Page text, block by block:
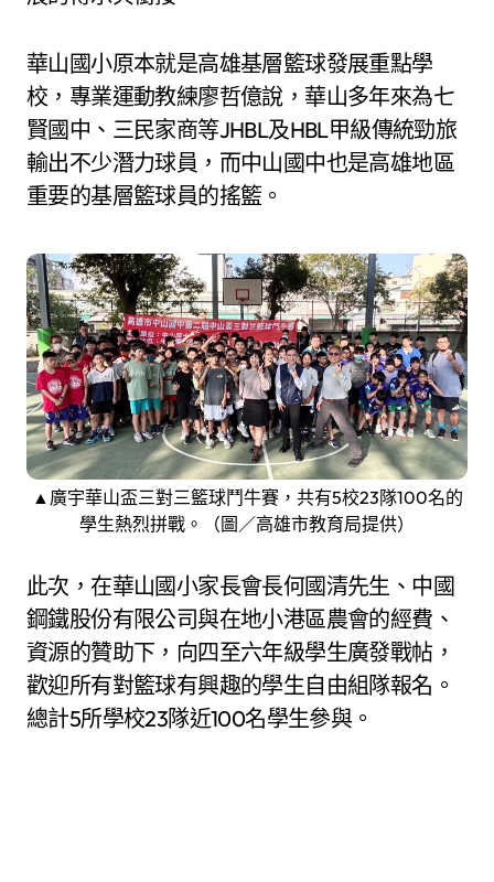
華山國小原本就是高雄基層籃球發展重點學
校，專業運動教練廖哲億說，華山多年來為七
賢國中、三民家商等JHBL及HBL甲級傳統勁旅
輸出不少潛力球員，而中山國中也是高雄地區
重要的基層籃球員的搖籃。
▲廣宇華山盃三對三籃球鬥牛賽，共有5校23隊100名的
學生熱烈拼戰。（圖／高雄市教育局提供）
此次，在華山國小家長會長何國清先生、中國
鋼鐵股份有限公司與在地小港區農會的經費、
資源的贊助下，向四至六年級學生廣發戰帖，
歡迎所有對籃球有興趣的學生自由組隊報名。
總計5所學校23隊近100名學生參與。